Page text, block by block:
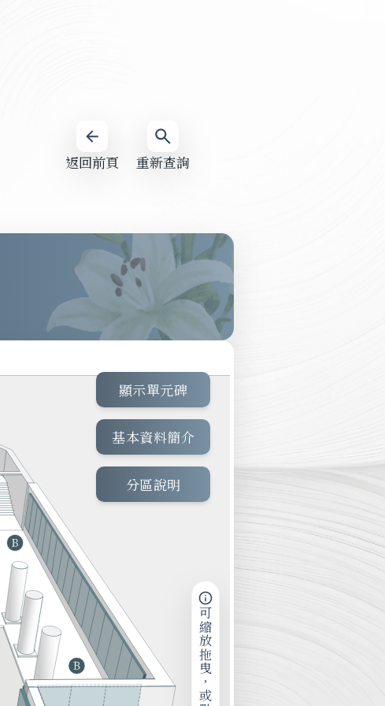
重新查詢
返回前頁
顯示單元碑
基本資料簡介
分區說明
可縮放拖曳，或點擊